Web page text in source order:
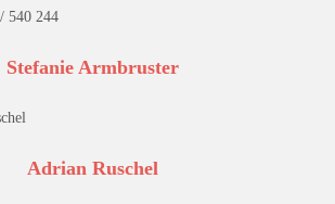
540 244
Stefanie Armbruster
Adrian Ruschel